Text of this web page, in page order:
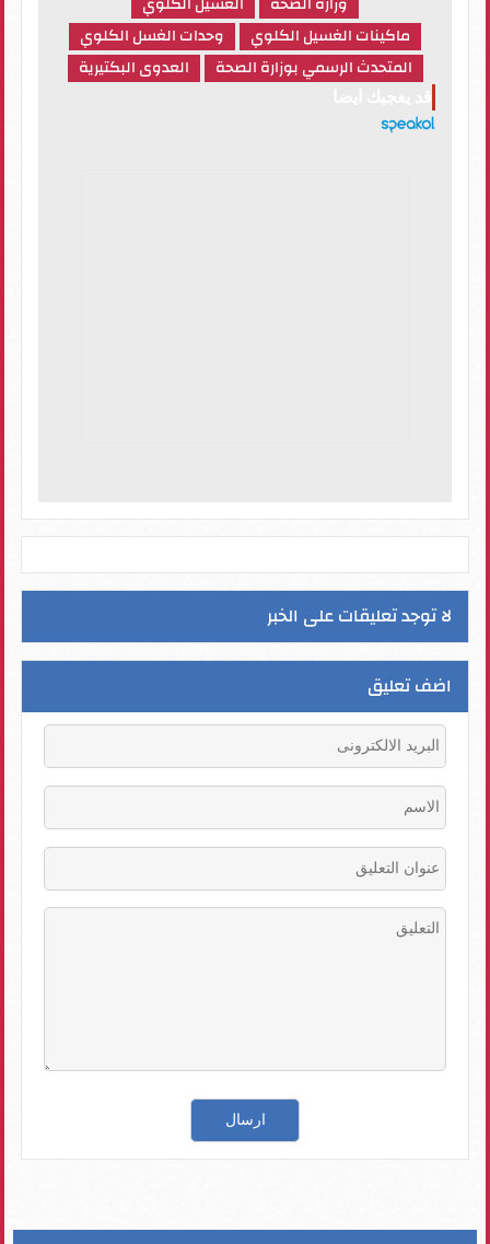
ماكينات الغسيل الكلوي
وحدات الغسل الكلوي
المتحدث الرسمي بوزارة الصحة
العدوى البكتيرية
لا توجد تعليقات على الخبر
اضف تعليق